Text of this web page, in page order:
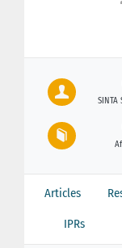
SINTA
Articles
IPRs